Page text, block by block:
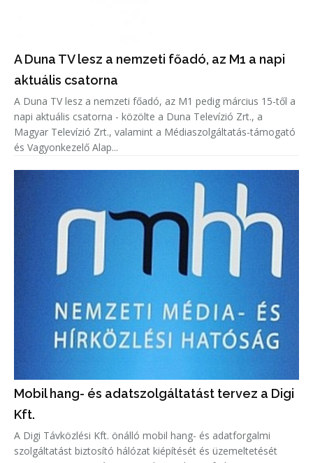
A Duna TV lesz a nemzeti főadó, az M1 a napi
aktuális csatorna
A Duna TV lesz a nemzeti főadó, az M1 pedig március 15-től a
napi aktuális csatorna - közölte a Duna Televízió Zrt., a
Magyar Televízió Zrt., valamint a Médiaszolgáltatás-támogató
és Vagyonkezelő Alap...
Mobil hang- és adatszolgáltatást tervez a Digi
Kft.
A Digi Távközlési Kft. önálló mobil hang- és adatforgalmi
szolgáltatást biztosító hálózat kiépítését és üzemeltetését